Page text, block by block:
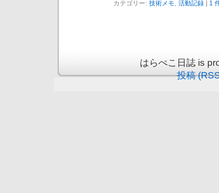
カテゴリー: 技術メモ, 活動記録 1
はらぺこ日誌 is
投稿